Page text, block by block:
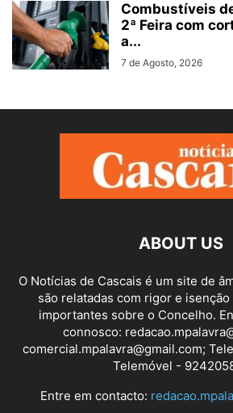
Combustíveis
2ª Feira com
a...
7 de Agosto, 2026
ABOUT US
O Notícias de Cascais é um site de
são relatadas com rigor e
importantes sobre o Concelho.
connosco:
comercial.mpalavra@gmail.com;
Telemóvel -
Entre em contacto: